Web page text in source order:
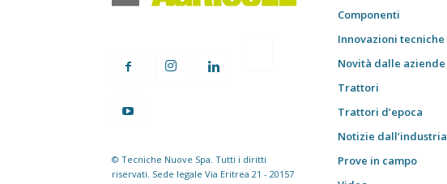
© Tecniche Nuove Spa. Tutti i diritti
riservati. Sede legale Via Eritrea 21 - 20157
Componenti
Innovazioni tecniche
Novità dalle aziende
Trattori
Trattori d’epoca
Notizie dall’industria
Prove in campo